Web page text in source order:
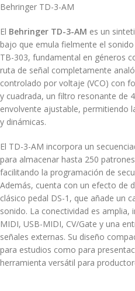
Behringer TD-3-AM
El Behringer TD-3-AM es un
bajo que emula fielmente el
TB-303, fundamental en géneros
ruta de señal completamente
controlado por voltaje (VCO) con
y cuadrada, un filtro resonante de
envolvente ajustable, permitiendo
y dinámicas.
El TD-3-AM incorpora un
para almacenar hasta 250
facilitando la programación de
Además, cuenta con un efecto de
clásico pedal DS-1, que añade un
sonido. La conectividad es amplia,
MIDI, USB-MIDI, CV/Gate y una
señales externas. Su diseño
para estudios como para
herramienta versátil para